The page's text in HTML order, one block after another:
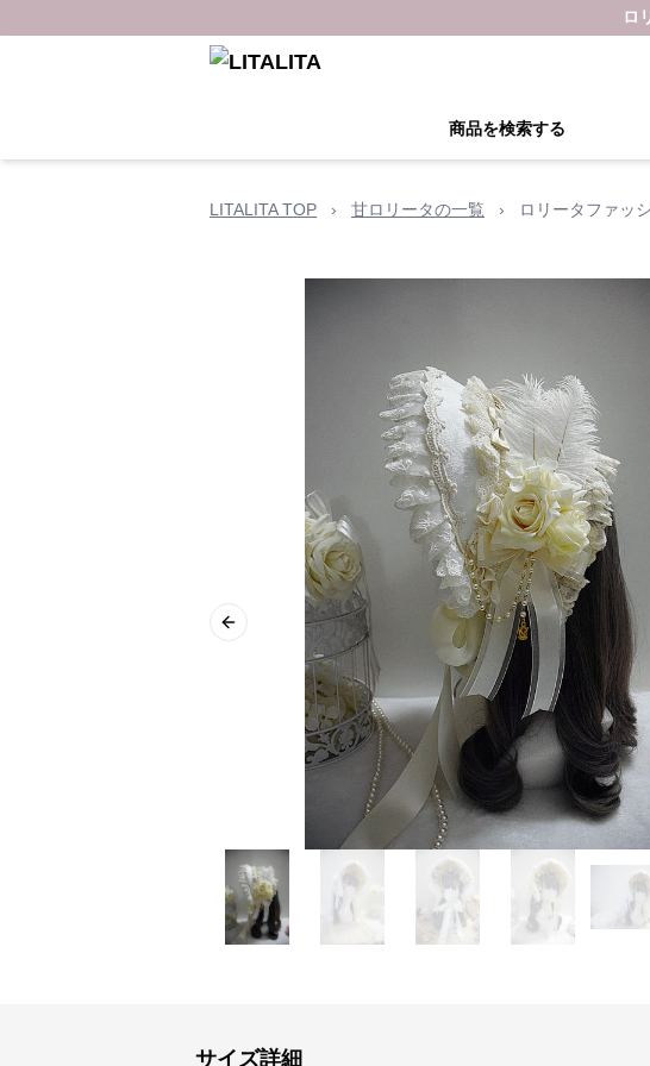
ロ
商品を検索する
LITALITA TOP › 甘ロリータの一覧 › ロリータファッ
Previous slide
サイズ詳細